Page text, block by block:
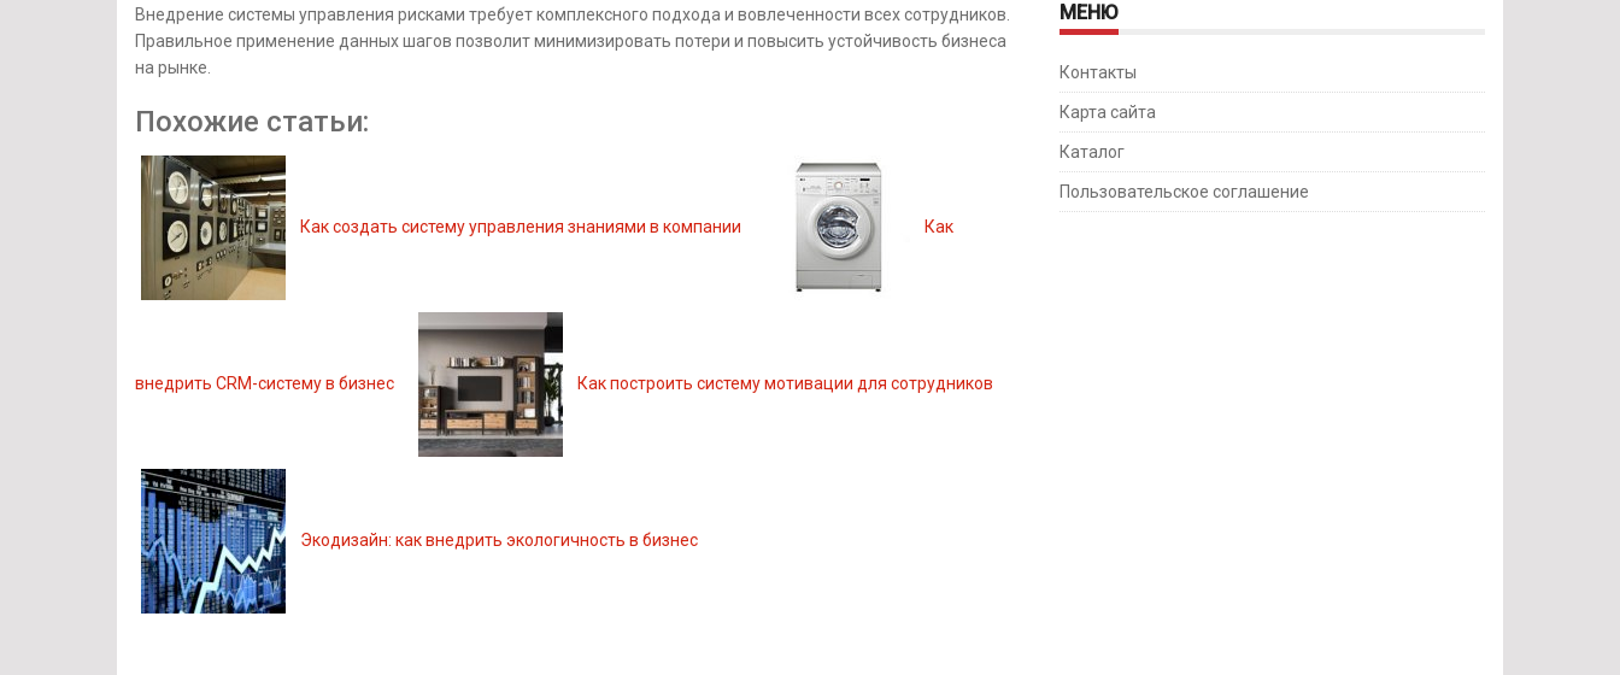
Внедрение системы управления рисками требует комплексного подхода и вовлеченности всех сотрудников.
Правильное применение данных шагов позволит минимизировать потери и повысить устойчивость бизнеса
на рынке.
Похожие статьи:
Как создать систему управления знаниями в компании Как
внедрить CRM-систему в бизнес Как построить систему мотивации для сотрудников
Экодизайн: как внедрить экологичность в бизнес
МЕНЮ
Контакты
Карта сайта
Каталог
Пользовательское соглашение